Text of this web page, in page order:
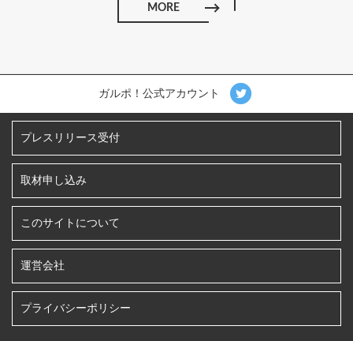
MORE
ガルポ！公式アカウント
プレスリリース受付
取材申し込み
このサイトについて
運営会社
プライバシーポリシー